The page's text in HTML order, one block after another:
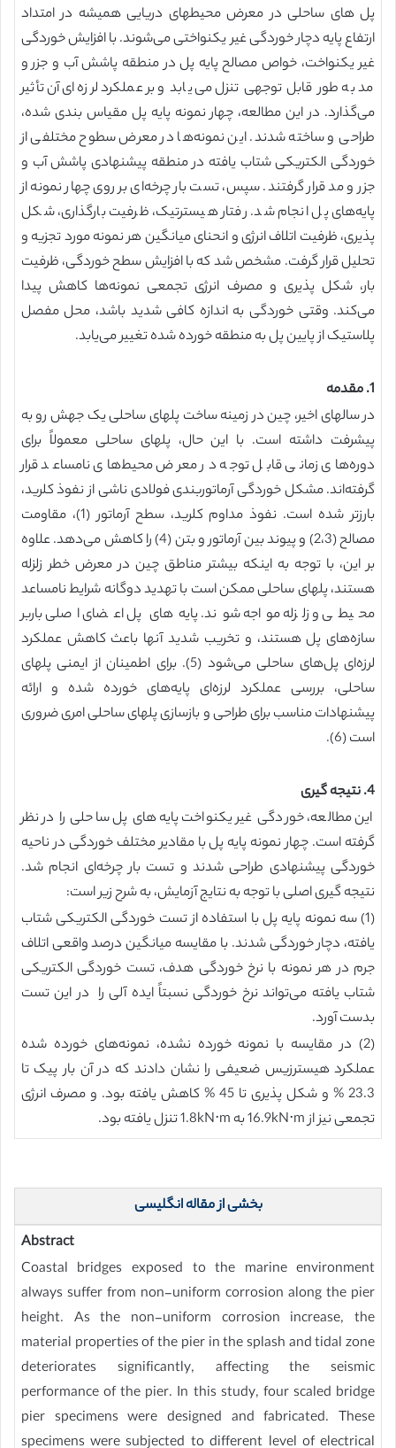
پل های ساحلی در معرض محیطهای دریایی همیشه در امتداد
ارتفاع پایه دچار خوردگی غیر یکنواختی می‌شوند. با افزایش خوردگی
غیر یکنواخت، خواص مصالح پایه پل در منطقه پاشش آب و جزر و
مد به طور قابل توجهی تنزل می‌یابد و بر عملکرد لرزه‌ای آن تأثیر
می‌گذارد. در این مطالعه، چهار نمونه پایه پل مقیاس بندی شده،
طراحی و ساخته شدند. این نمونه‌ها در معرض سطوح مختلفی از
خوردگی الکتریکی شتاب یافته در منطقه پیشنهادی پاشش آب و
جزر و مد قرار گرفتند. سپس، تست بار چرخه‌ای بر روی چهار نمونه از
پایه‌های پل انجام شد. رفتار هیسترتیک، ظرفیت بارگذاری، شکل
پذیری، ظرفیت اتلاف انرژی و انحنای میانگین هر نمونه مورد تجزیه و
تحلیل قرار گرفت. مشخص شد که با افزایش سطح خوردگی، ظرفیت
بار، شکل پذیری و مصرف انرژی تجمعی نمونه‌ها کاهش پیدا
می‌کند. وقتی خوردگی به اندازه کافی شدید باشد، محل مفصل
پلاستیک از پایین پل به منطقه خورده شده تغییر می‌یابد.
1. مقدمه
در سالهای اخیر، چین در زمینه ساخت پلهای ساحلی یک جهش رو به
پیشرفت داشته است. با این حال، پلهای ساحلی معمولاً برای
دوره‌های زمانی قابل توجه در معرض محیط‌های نامساعد قرار
گرفته‌اند. مشکل خوردگی آرماتوربندی فولادی ناشی از نفوذ کلرید،
بارزتر شده است. نفوذ مداوم کلرید، سطح آرماتور (1)، مقاومت
مصالح (2،3) و پیوند بین آرماتور و بتن (4) را کاهش می‌دهد. علاوه
بر این، با توجه به اینکه بیشتر مناطق چین در معرض خطر زلزله
هستند، پلهای ساحلی ممکن است با تهدید دوگانه شرایط نامساعد
محیطی و زلزله مواجه شوند. پایه‌های پل اعضای اصلی باربر
سازه‌های پل هستند، و تخریب شدید آنها باعث کاهش عملکرد
لرزه‌ای پل‌های ساحلی می‌شود (5). برای اطمینان از ایمنی پلهای
ساحلی، بررسی عملکرد لرزه‌ای پایه‌های خورده شده و ارائه
پیشنهادات مناسب برای طراحی و بازسازی پلهای ساحلی امری ضروری
است (6).
4. نتیجه گیری
این مطالعه، خوردگی غیر یکنواخت پایه‌های پل ساحلی را در نظر
گرفته است. چهار نمونه پایه پل با مقادیر مختلف خوردگی در ناحیه
خوردگی پیشنهادی طراحی شدند و تست بار چرخه‌ای انجام شد.
نتیجه گیری اصلی با توجه به نتایج آزمایش، به شرح زیر است:
(1) سه نمونه پایه پل با استفاده از تست خوردگی الکتریکی شتاب
یافته، دچار خوردگی شدند. با مقایسه میانگین درصد واقعی اتلاف
جرم در هر نمونه با نرخ خوردگی هدف، تست خوردگی الکتریکی
شتاب یافته می‌تواند نرخ خوردگی نسبتاً ایده آلی را در این تست
بدست آورد.
(2) در مقایسه با نمونه خورده نشده، نمونه‌های خورده شده
عملکرد هیسترزیس ضعیفی را نشان دادند که در آن بار پیک تا
23.3 % و شکل پذیری تا 45 % کاهش یافته بود. و مصرف انرژی
تجمعی نیز از 16.9kN⋅m به 1.8kN⋅m تنزل یافته بود.
بخشی از مقاله انگلیسی
Abstract
Coastal bridges exposed to the marine environment
always suffer from non-uniform corrosion along the pier
height. As the non-uniform corrosion increase, the
material properties of the pier in the splash and tidal zone
deteriorates significantly, affecting the seismic
performance of the pier. In this study, four scaled bridge
pier specimens were designed and fabricated. These
specimens were subjected to different level of electrical